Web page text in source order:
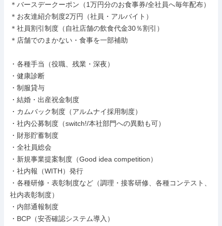
＊バースデークーポン（1万円分のお食事券/全社員へ毎年配布）
＊お友達紹介制度2万円（社員・アルバイト）
＊社員割引制度（自社店舗の飲食代金30％割引）
＊店舗でのまかない・食事を一部補助
・各種手当（役職、残業・深夜）
・健康診断
・制服貸与
・結婚・出産祝金制度
・カムバック制度（アルムナイ採用制度）
・社内公募制度（switch!/本社部門への異動も可）
・財形貯蓄制度
・全社員総会
・新規事業提案制度（Good idea competition）
・社内報（WITH）発行
・各種研修・表彰制度など（調理・接客研修、各種コンテスト、
社内表彰制度）
・内部通報制度
・BCP（安否確認システム導入）